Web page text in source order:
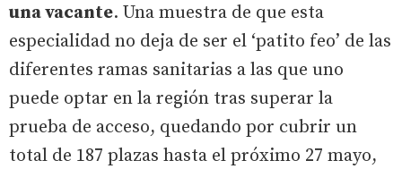
una vacante. Una muestra de que esta
especialidad no deja de ser el ‘patito feo’ de las
diferentes ramas sanitarias a las que uno
puede optar en la región tras superar la
prueba de acceso, quedando por cubrir un
total de 187 plazas hasta el próximo 27 mayo,